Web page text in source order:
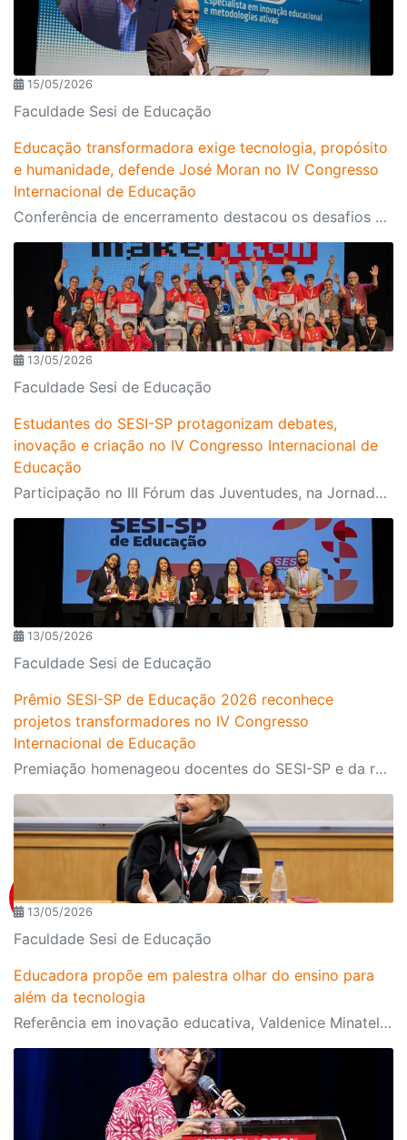
15/05/2026
Faculdade Sesi de Educação
Educação transformadora exige tecnologia, propósito
e humanidade, defende José Moran no IV Congresso
Internacional de Educação
Conferência de encerramento destacou os desafios da escola contemporânea diante da inteligência artificial, da personalização do ensino e da formação humana em um mundo cada vez mais conectado
13/05/2026
Faculdade Sesi de Educação
Estudantes do SESI-SP protagonizam debates,
inovação e criação no IV Congresso Internacional de
Educação
Participação no III Fórum das Juventudes, na Jornada STEAM e no Makerthon evidenciou o protagonismo estudantil, a iniciação científica e o desenvolvimento de soluções criativas para os desafios da educação e da sociedade
13/05/2026
Faculdade Sesi de Educação
Prêmio SESI-SP de Educação 2026 reconhece
projetos transformadores no IV Congresso
Internacional de Educação
Premiação homenageou docentes do SESI-SP e da rede municipal com iniciativas voltadas à inclusão, pensamento crítico, ancestralidade, Ciência e combate à desinformação
13/05/2026
Faculdade Sesi de Educação
Educadora propõe em palestra olhar do ensino para
além da tecnologia
Referência em inovação educativa, Valdenice Minatel aponta que novo modelo de educação deve priorizar saúde emocional, ética e conexão humana